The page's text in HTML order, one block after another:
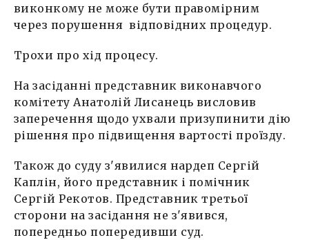
виконкому не може бути правомірним
через порушення відповідних процедур.
Трохи про хід процесу.
На засіданні представник виконавчого
комітету Анатолій Лисанець висловив
заперечення щодо ухвали призупинити дію
рішення про підвищення вартості проїзду.
Також до суду з'явилися нардеп Сергій
Каплін, його представник і помічник
Сергій Рекотов. Представник третьої
сторони на засідання не з'явився,
попередньо попередивши суд.